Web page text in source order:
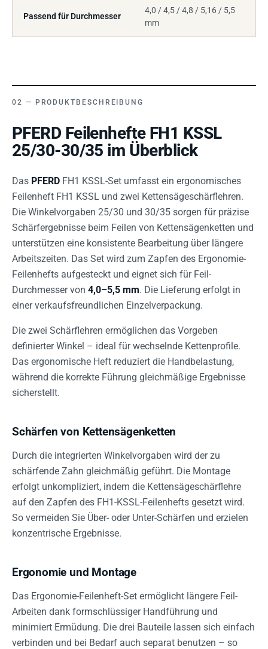
Passend für Durchmesser
4,0 / 4,5 / 4,8 / 5,16 / 5,5
mm
PRODUKTBESCHREIBUNG
PFERD Feilenhefte FH1 KSSL
25/30-30/35 im Überblick
Das PFERD FH1 KSSL-Set umfasst ein ergonomisches
Feilenheft FH1 KSSL und zwei Kettensägeschärflehren.
Die Winkelvorgaben 25/30 und 30/35 sorgen für präzise
Schärfergebnisse beim Feilen von Kettensägenketten und
unterstützen eine konsistente Bearbeitung über längere
Arbeitszeiten. Das Set wird zum Zapfen des Ergonomie-
Feilenhefts aufgesteckt und eignet sich für Feil-
Durchmesser von 4,0–5,5 mm. Die Lieferung erfolgt in
einer verkaufsfreundlichen Einzelverpackung.
Die zwei Schärflehren ermöglichen das Vorgeben
definierter Winkel – ideal für wechselnde Kettenprofile.
Das ergonomische Heft reduziert die Handbelastung,
während die korrekte Führung gleichmäßige Ergebnisse
sicherstellt.
Schärfen von Kettensägenketten
Durch die integrierten Winkelvorgaben wird der zu
schärfende Zahn gleichmäßig geführt. Die Montage
erfolgt unkompliziert, indem die Kettensägeschärflehre
auf den Zapfen des FH1-KSSL-Feilenhefts gesetzt wird.
So vermeiden Sie Über- oder Unter-Schärfen und erzielen
konzentrische Ergebnisse.
Ergonomie und Montage
Das Ergonomie-Feilenheft-Set ermöglicht längere Feil-
Arbeiten dank formschlüssiger Handführung und
minimiert Ermüdung. Die drei Bauteile lassen sich einfach
verbinden und bei Bedarf auch separat benutzen – so